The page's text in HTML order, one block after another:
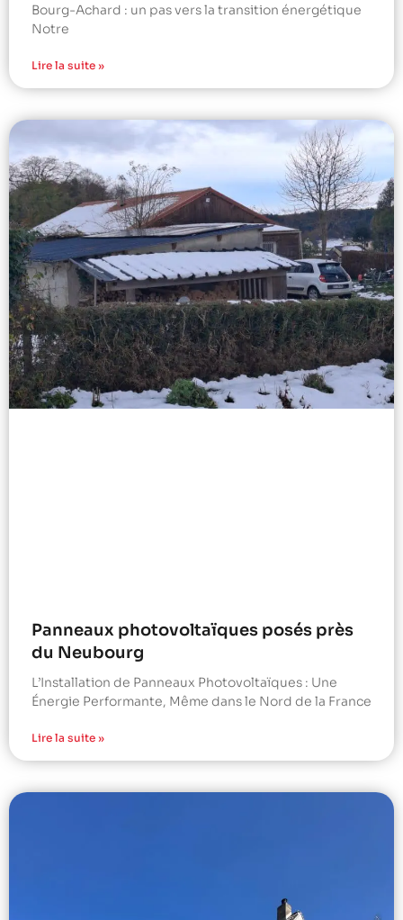
Bourg-Achard : un pas vers la transition énergétique
Notre
Lire la suite »
Panneaux photovoltaïques posés près
du Neubourg
L’Installation de Panneaux Photovoltaïques : Une
Énergie Performante, Même dans le Nord de la France
Lire la suite »